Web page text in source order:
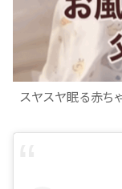
スヤスヤ眠る赤ち